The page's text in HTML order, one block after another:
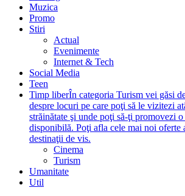
Muzica
Promo
Stiri
Actual
Evenimente
Internet & Tech
Social Media
Teen
Timp liberÎn categoria Turism vei găsi
despre locuri pe care poţi să le vizitezi
străinătate şi unde poţi să-ţi promovezi
disponibilă. Poţi afla cele mai noi oferte
destinaţii de vis.
Cinema
Turism
Umanitate
Util